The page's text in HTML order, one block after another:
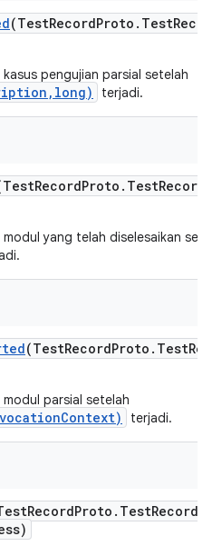
(TestRecordProto . Test
pengujian parsial setelah
terjadi.
RecordProto . TestRecord
yang telah diselesaikan
(TestRecordProto . Test
parsial setelah
terjadi.
RecordProto . TestRecord